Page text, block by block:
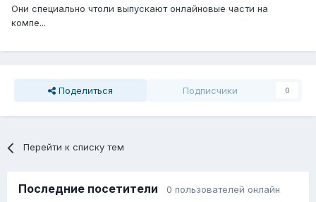
Они специально чтоли выпускают онлайновые части на
компе...
Поделиться Подписчики 0
Перейти к списку тем
Последние посетители 0 пользователей онлайн